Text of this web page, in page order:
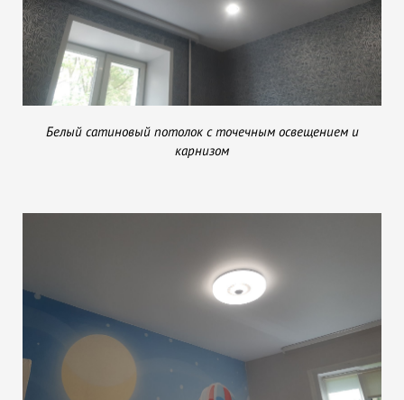
Белый сатиновый потолок с точечным освещением и
карнизом